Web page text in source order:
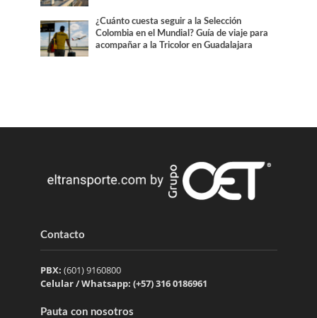
¿Cuánto cuesta seguir a la Selección
Colombia en el Mundial? Guía de viaje para
acompañar a la Tricolor en Guadalajara
Contacto
PBX: (601) 9160800
Celular / Whatsapp: (+57) 316 0186961
Pauta con nosotros